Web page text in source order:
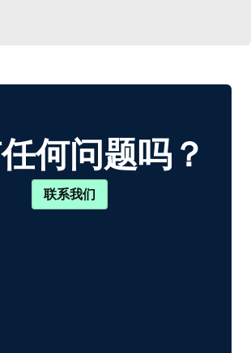
何问题吗？
联系我们